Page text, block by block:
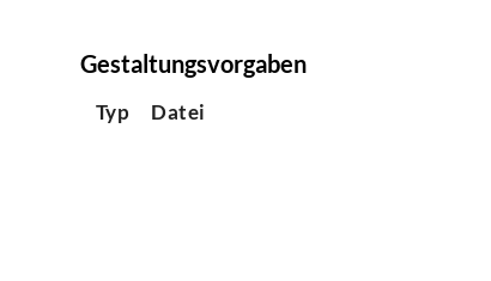
Gestaltungsvorgaben
Typ Datei